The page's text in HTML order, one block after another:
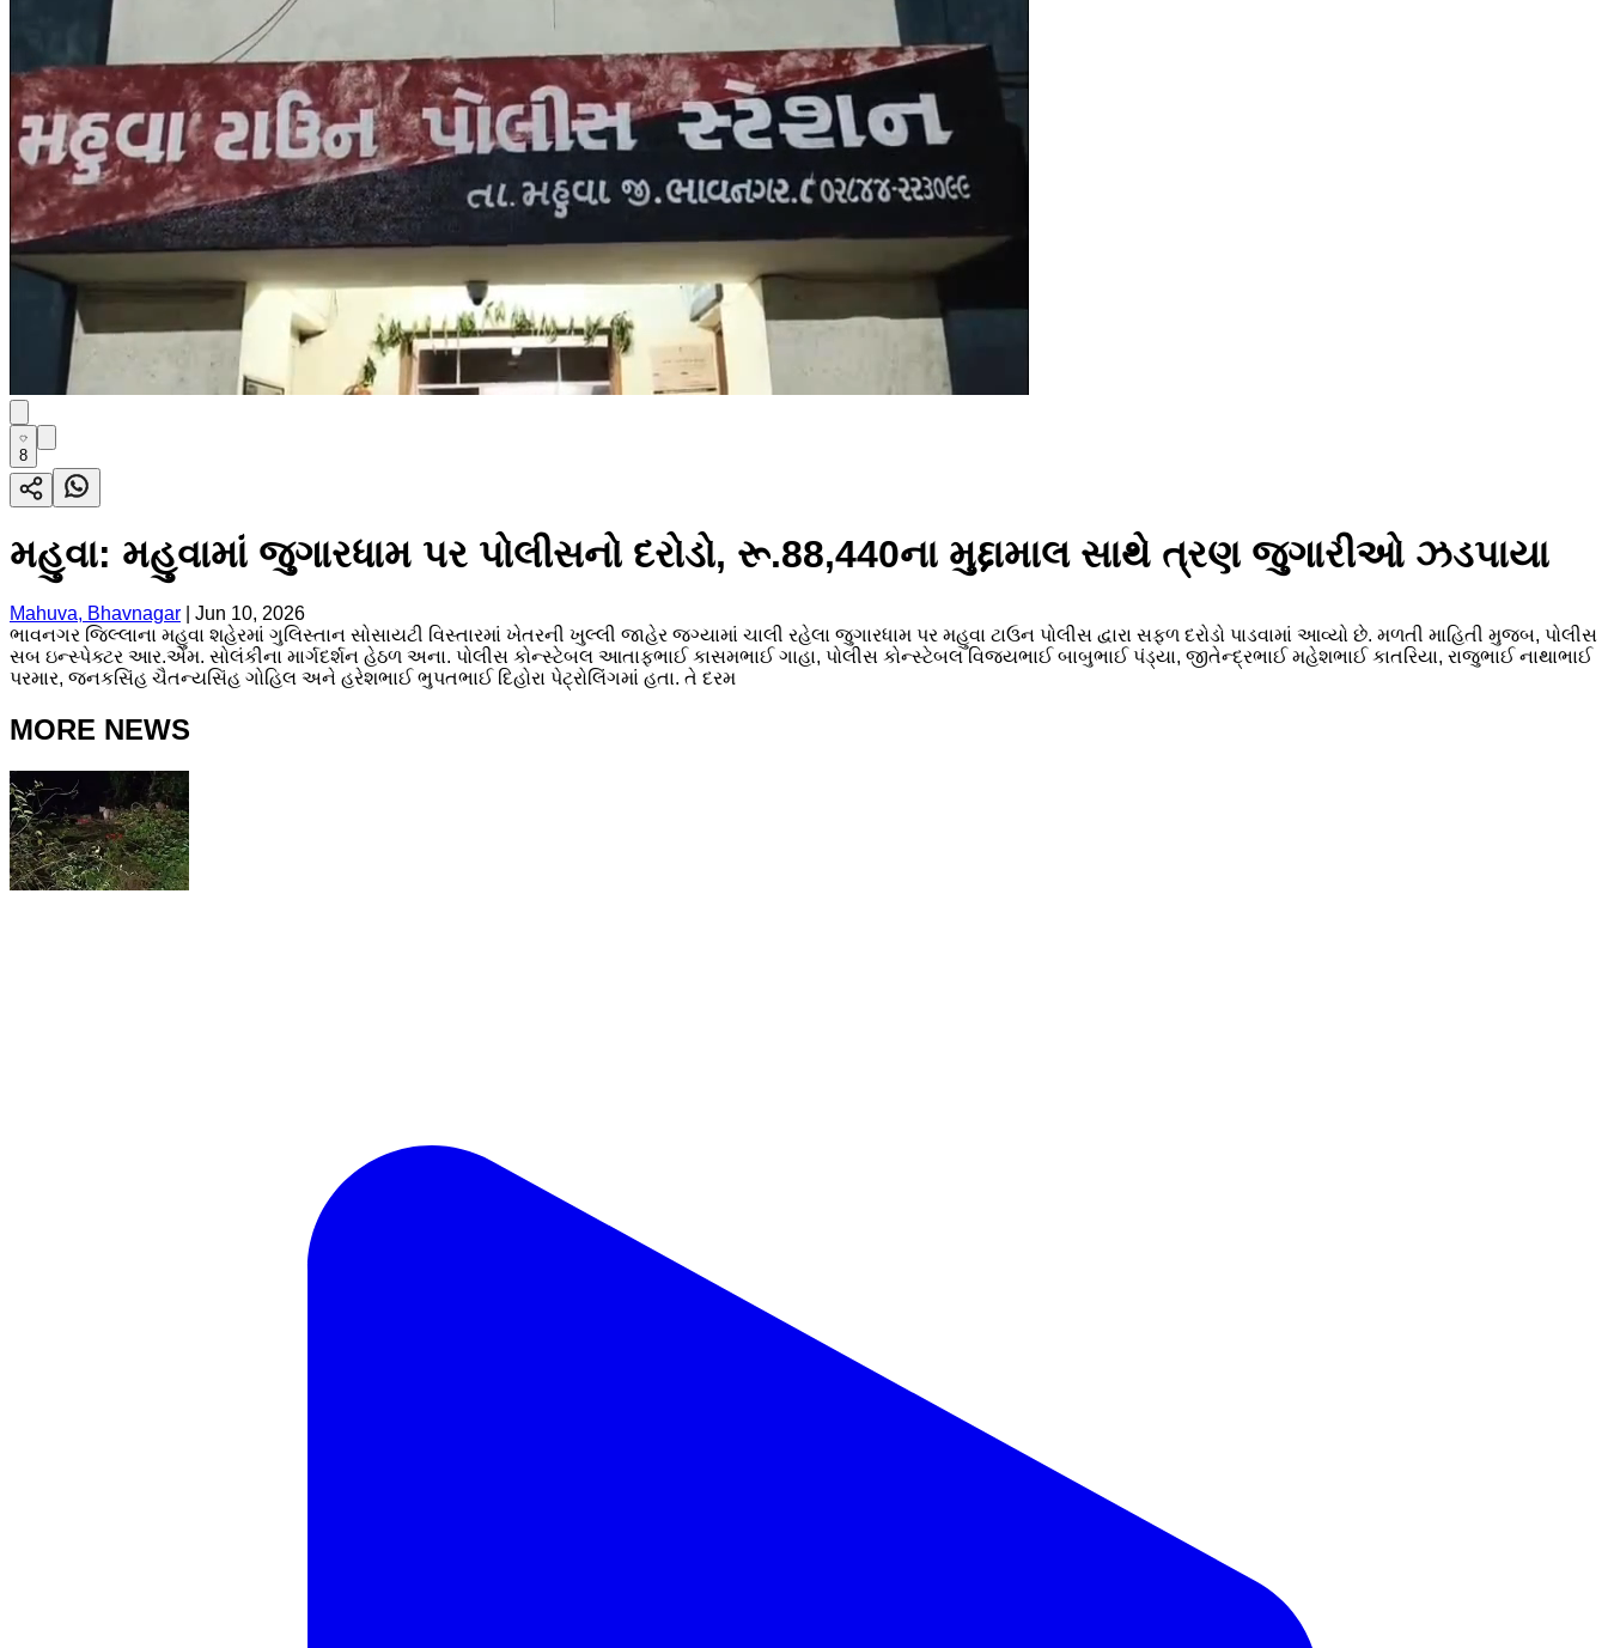
8
મહુવા: મહુવામાં જુગારધામ પર પોલીસનો દરોડો, રૂ.88,440ના મુદ્દામાલ સાથે ત્રણ જુગારીઓ ઝડપાયા
Mahuva, Bhavnagar
Jun 10, 2026
ભાવનગર જિલ્લાના મહુવા શહેરમાં ગુલિસ્તાન સોસાયટી વિસ્તારમાં ખેતરની ખુલ્લી જાહેર જગ્યામાં ચાલી રહેલા જુગારધામ પર મહુવા ટાઉન પોલીસ દ્વારા સફળ દરોડો પાડવામાં આવ્યો છે. મળતી માહિતી મુજબ, પોલીસ
સબ ઇન્સ્પેક્ટર આર.એમ. સોલંકીના માર્ગદર્શન હેઠળ અના. પોલીસ કોન્સ્ટેબલ આતાફભાઈ કાસમભાઈ ગાહા, પોલીસ કોન્સ્ટેબલ વિજયભાઈ બાબુભાઈ પંડ્યા, જીતેન્દ્રભાઈ મહેશભાઈ કાતરિયા, રાજુભાઈ નાથાભાઈ
પરમાર, જનકસિંહ ચૈતન્યસિંહ ગોહિલ અને હરેશભાઈ ભુપતભાઈ દિહોરા પેટ્રોલિંગમાં હતા. તે દરમ
MORE NEWS